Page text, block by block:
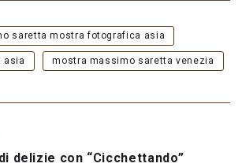
saretta mostra fotografica asia
asia mostra massimo saretta venezia
delizie con “Cicchettando”